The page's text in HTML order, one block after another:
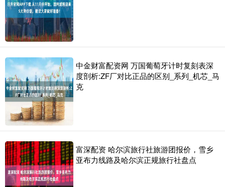
中金财富配资网 万国葡萄牙计时复刻表深
度剖析:ZF厂对比正品的区别_系列_机芯_马
克
富深配资 哈尔滨旅行社旅游团报价，雪乡
亚布力线路及哈尔滨正规旅行社盘点